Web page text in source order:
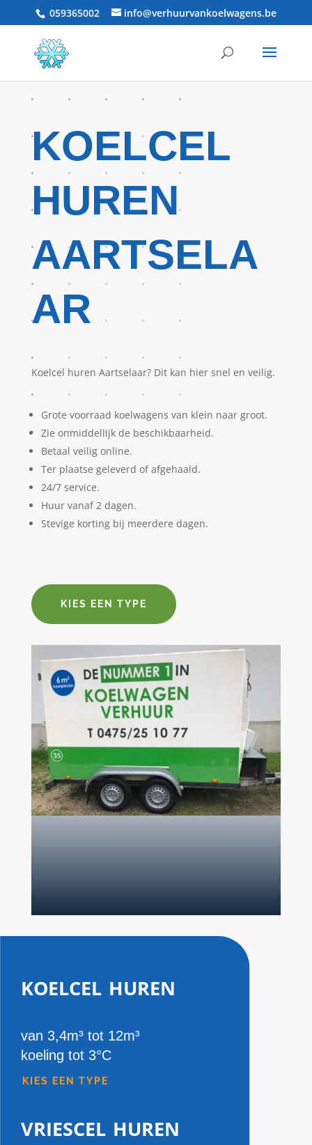
059365002 info@verhuurvankoelwagens.be
KOELCEL
HUREN
AARTSELA
AR
Koelcel huren Aartselaar? Dit kan hier snel en veilig.
Grote voorraad koelwagens van klein naar groot.
Zie onmiddellijk de beschikbaarheid.
Betaal veilig online.
Ter plaatse geleverd of afgehaald.
24/7 service.
Huur vanaf 2 dagen.
Stevige korting bij meerdere dagen.
KIES EEN TYPE
koelcel huren
van 3,4m³ tot 12m³
koeling tot 3°C
KIES EEN TYPE
vriescel huren